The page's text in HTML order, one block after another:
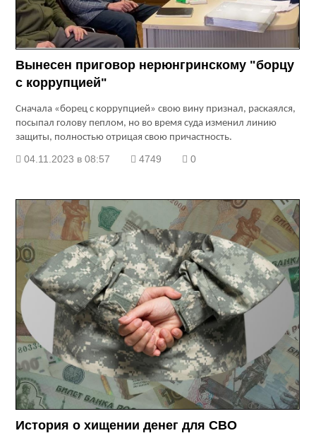
Вынесен приговор нерюнгринскому "борцу
с коррупцией"
Сначала «борец с коррупцией» свою вину признал, раскаялся,
посыпал голову пеплом, но во время суда изменил линию
защиты, полностью отрицая свою причастность.
04.11.2023 в 08:57 4749 0
История о хищении денег для СВО